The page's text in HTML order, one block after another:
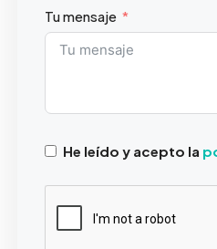
Tu mensaje
He leído y acepto la